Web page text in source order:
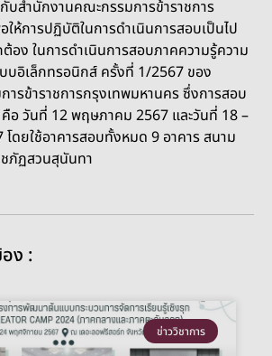
สำนักงานคณะกรรมการข้าราชการ
ให้การปฏิบัติในการดำเนินการสอบเป็นไป
อง ในการดำเนินการสอบภาคความรู้ความ
บอิเล็กทรอนิกส์ ครั้งที่ 1/2567 ของ
รข้าราชการกรุงเทพมหานคร ซึ่งการสอบ
อ วันที่ 12 พฤษภาคม 2567 และวันที่ 18 –
ดยใช้อาคารสอบทั้งหมด 9 อาคาร สนาม
ภัฏสวนสุนันทา
ง :
ข่าววิชาการ